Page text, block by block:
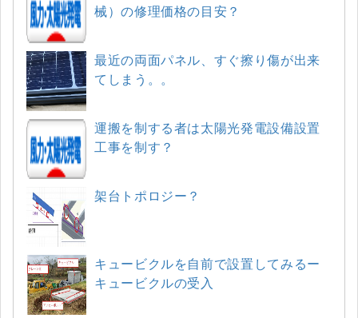
械）の修理価格の目安？
最近の両面パネル、すぐ擦り傷が出来
てしまう。。
運搬を制する者は太陽光発電設備設置
工事を制す？
架台トポロジー？
キュービクルを自前で設置してみるー
キュービクルの受入